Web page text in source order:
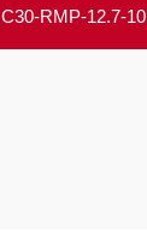
C30-RMP-12.7-10日本